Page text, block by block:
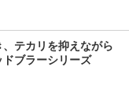
テカリを抑えながら
ブラーシリーズ